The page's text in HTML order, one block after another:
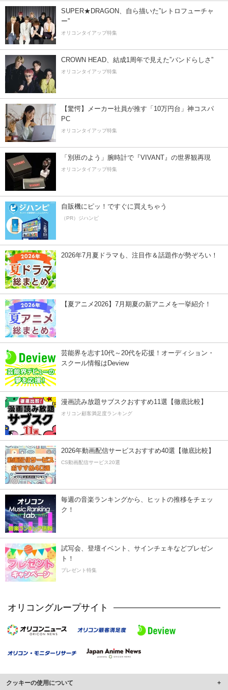
SUPER★DRAGON、自ら描いた”レトロフューチャ
ー”
オリコンタイアップ特集
CROWN HEAD、結成1周年で見えた”バンドらしさ”
オリコンタイアップ特集
【驚愕】メーカー社員が推す「10万円台」神コスパ
PC
オリコンタイアップ特集
「別班のよう」腕時計で『VIVANT』の世界観再現
オリコンタイアップ特集
自販機にピッ！ですぐに買えちゃう
（PR）ジハンピ
2026年7月夏ドラマも、注目作＆話題作が勢ぞろい！
【夏アニメ2026】7月期夏の新アニメを一挙紹介！
芸能界を志す10代～20代を応援！オーディション・
スクール情報はDeview
漫画読み放題サブスクおすすめ11選【徹底比較】
オリコン顧客満足度ランキング
2026年動画配信サービスおすすめ40選【徹底比較】
CS動画配信サービス20選
毎週の音楽ランキングから、ヒットの推移をチェッ
ク！
試写会、登壇イベント、サインチェキなどプレゼン
ト！
プレゼント特集
オリコングループサイト
クッキーの使用について